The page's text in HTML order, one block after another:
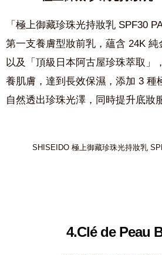
「極上御藏珍珠光持妝乳 SPF30
第一支養膚型妝前乳，蘊含 24K
以及「頂級日本阿古屋珍珠萃取」
養肌膚，達到長效保濕，添加 3 種
自然透出珍珠光澤，同時提升底妝
SHISEIDO 極上御藏珍珠光持妝乳
4.Clé de Peau